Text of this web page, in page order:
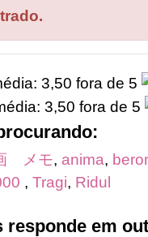
メモ, anima,
, Tragi, Ridul
em